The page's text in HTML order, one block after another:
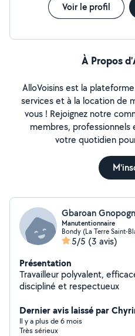
Voir le profil
À Propos
AlloVoisins est la
services et à la location de
vous ! Rejoignez notre
membres,
votre quotidien
Gbaroan
Manutentionnaire
Bondy (La Terre Saint-
5/5 (3 avis)
Présentation
Travailleur polyvalent,
discipliné et respectueux
Dernier avis laissé par
Il y a plus de 6 mois
Très sérieux